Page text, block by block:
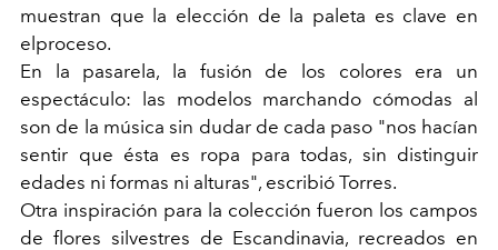
muestran que la elección de la paleta es clave en
elproceso.
En la pasarela, la fusión de los colores era un
espectáculo: las modelos marchando cómodas al
son de la música sin dudar de cada paso "nos hacían
sentir que ésta es ropa para todas, sin distinguir
edades ni formas ni alturas", escribió Torres.
Otra inspiración para la colección fueron los campos
de flores silvestres de Escandinavia, recreados en